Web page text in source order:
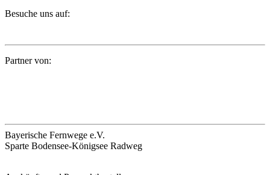
Besuche uns auf:
Partner von:
Bayerische Fernwege e.V.
Sparte Bodensee-Königsee Radweg